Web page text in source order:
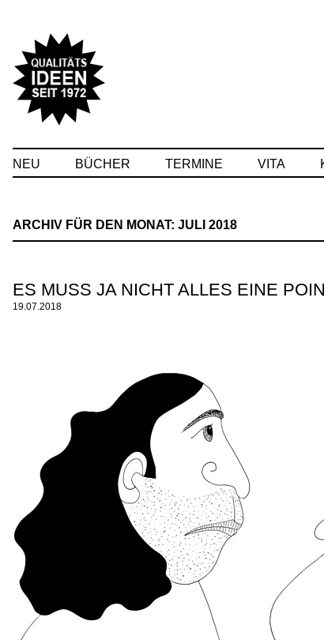
NEU BÜCHER TERMINE VITA
ARCHIV FÜR DEN MONAT: JULI 2018
ES MUSS JA NICHT ALLES EINE
19.07.2018